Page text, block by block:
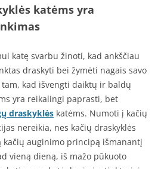
katėms yra
katę svarbu žinoti, kad ankščiau
draskyti bei žymėti nagais savo
kad išvengti daiktų ir baldų
yra reikalingi paprasti, bet
draskyklės katėms. Numoti į kačių
nereikia, nes kačių draskyklės
kačių auginimo principą išmanantį
vieną dieną, iš mažo pūkuoto